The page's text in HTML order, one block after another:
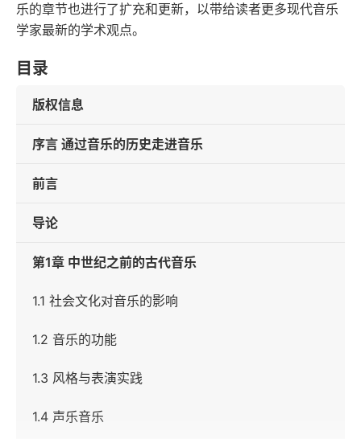
乐的章节也进行了扩充和更新，以带给读者更多现代音乐
学家最新的学术观点。
目录
版权信息
序言 通过音乐的历史走进音乐
前言
导论
第1章 中世纪之前的古代音乐
1.1 社会文化对音乐的影响
1.2 音乐的功能
1.3 风格与表演实践
1.4 声乐音乐